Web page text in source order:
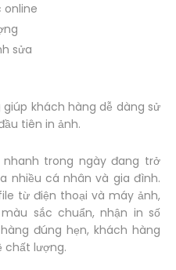
online
sửa
khách hàng dễ dàng sử
tiên in ảnh.
nhanh trong ngày đang trở
nhiều cá nhân và gia đình.
từ điện thoại và máy ảnh,
sắc chuẩn, nhận in số
đúng hẹn, khách hàng
chất lượng.